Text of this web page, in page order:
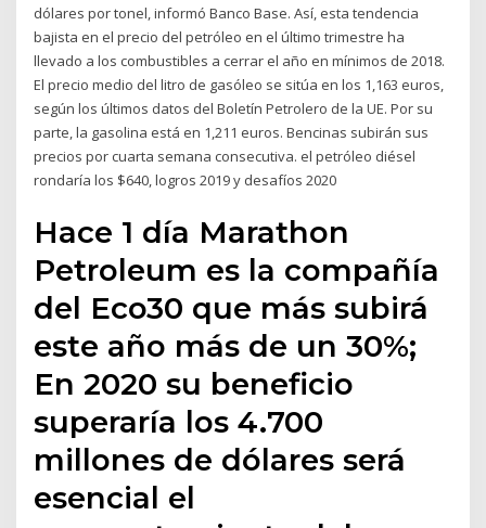
dólares por tonel, informó Banco Base. Así, esta tendencia
bajista en el precio del petróleo en el último trimestre ha
llevado a los combustibles a cerrar el año en mínimos de 2018.
El precio medio del litro de gasóleo se sitúa en los 1,163 euros,
según los últimos datos del Boletín Petrolero de la UE. Por su
parte, la gasolina está en 1,211 euros. Bencinas subirán sus
precios por cuarta semana consecutiva. el petróleo diésel
rondaría los $640, logros 2019 y desafíos 2020
Hace 1 día Marathon
Petroleum es la compañía
del Eco30 que más subirá
este año más de un 30%;
En 2020 su beneficio
superaría los 4.700
millones de dólares será
esencial el